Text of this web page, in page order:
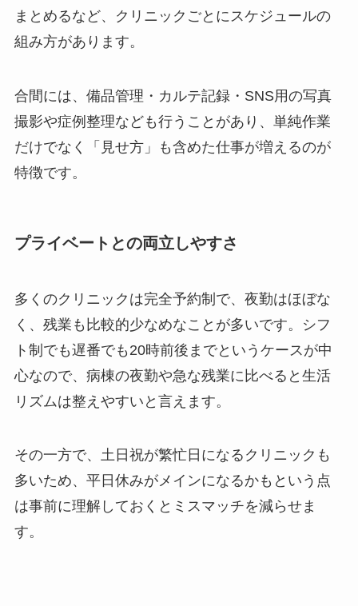
まとめるなど、クリニックごとにスケジュールの
組み方があります。
合間には、備品管理・カルテ記録・SNS用の写真
撮影や症例整理なども行うことがあり、単純作業
だけでなく「見せ方」も含めた仕事が増えるのが
特徴です。
プライベートとの両立しやすさ
多くのクリニックは完全予約制で、夜勤はほぼな
く、残業も比較的少なめなことが多いです。シフ
ト制でも遅番でも20時前後までというケースが中
心なので、病棟の夜勤や急な残業に比べると生活
リズムは整えやすいと言えます。
その一方で、土日祝が繁忙日になるクリニックも
多いため、平日休みがメインになるかもという点
は事前に理解しておくとミスマッチを減らせま
す。